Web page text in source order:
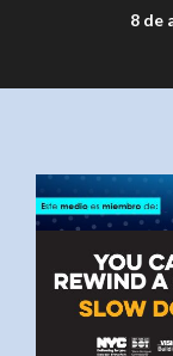
8 de